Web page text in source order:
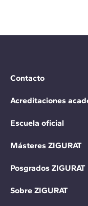
Contacto
Acreditaciones
Escuela oficial
Másteres ZIGURAT
Posgrados ZIGURAT
Sobre ZIGURAT